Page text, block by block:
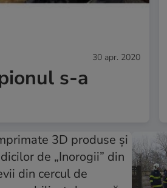
30 apr. 2020
s-a